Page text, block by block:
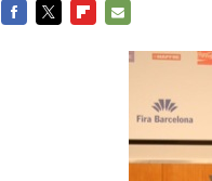
MAIL